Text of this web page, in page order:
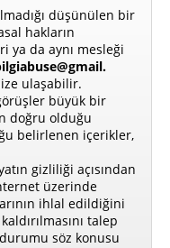
düşünülen bir
hakların
ya da aynı mesleği
ulaşabilir.
büyük bir
doğru olduğu
belirlenen içerikler,
gizliliği açısından
üzerinde
ihlal edildiğini
talep
söz konusu